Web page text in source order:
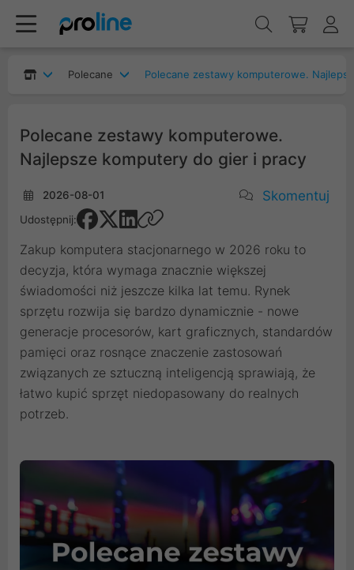
Polecane
Polecane zestawy komputerowe.
Najlepsze komputery do gier i pracy
2026-08-01 Skomentuj
Udostępnij:
Zakup komputera stacjonarnego w 2026 roku to
decyzja, która wymaga znacznie większej
świadomości niż jeszcze kilka lat temu. Rynek
sprzętu rozwija się bardzo dynamicznie - nowe
generacje procesorów, kart graficznych, standardów
pamięci oraz rosnące znaczenie zastosowań
związanych ze sztuczną inteligencją sprawiają, że
łatwo kupić sprzęt niedopasowany do realnych
potrzeb.